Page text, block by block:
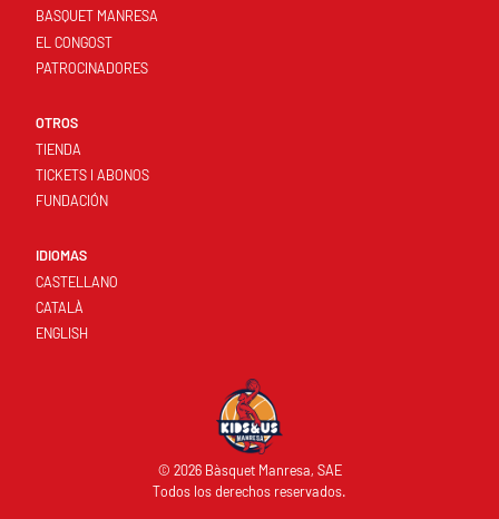
BASQUET MANRESA
EL CONGOST
PATROCINADORES
OTROS
TIENDA
TICKETS I ABONOS
FUNDACIÓN
IDIOMAS
CASTELLANO
CATALÀ
ENGLISH
© 2026 Bàsquet Manresa, SAE
Todos los derechos reservados.